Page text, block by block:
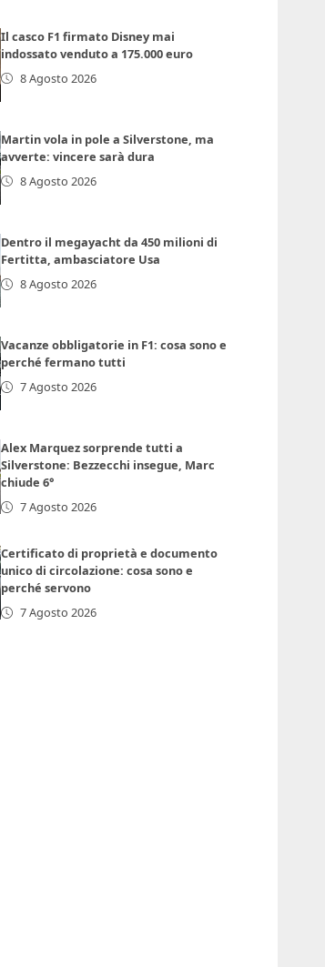
Il casco F1 firmato Disney mai
indossato venduto a 175.000 euro
8 Agosto 2026
Martin vola in pole a Silverstone, ma
avverte: vincere sarà dura
8 Agosto 2026
Dentro il megayacht da 450 milioni di
Fertitta, ambasciatore Usa
8 Agosto 2026
Vacanze obbligatorie in F1: cosa sono e
perché fermano tutti
7 Agosto 2026
Alex Marquez sorprende tutti a
Silverstone: Bezzecchi insegue, Marc
chiude 6°
7 Agosto 2026
Certificato di proprietà e documento
unico di circolazione: cosa sono e
perché servono
7 Agosto 2026